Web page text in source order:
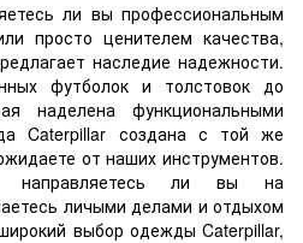
ли вы профессиональным
просто ценителем качества,
наследие надежности.
футболок и толстовок до
наделена функциональными
Caterpillar создана с той же
от наших инструментов.
направляетесь ли вы на
личыми делами и отдыхом
выбор одежды Caterpillar,